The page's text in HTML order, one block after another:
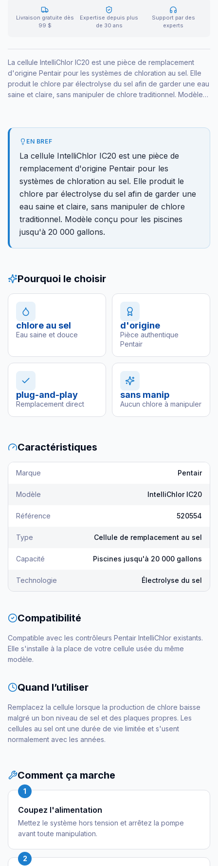
Livraison gratuite dès
99 $
Expertise depuis plus
de 30 ans
Support par des
experts
La cellule IntelliChlor IC20 est une pièce de remplacement
d'origine Pentair pour les systèmes de chloration au sel. Elle
produit le chlore par électrolyse du sel afin de garder une eau
saine et claire, sans manipuler de chlore traditionnel. Modèle
EN BREF
La cellule IntelliChlor IC20 est une pièce de
remplacement d'origine Pentair pour les
systèmes de chloration au sel. Elle produit le
chlore par électrolyse du sel afin de garder une
eau saine et claire, sans manipuler de chlore
traditionnel. Modèle conçu pour les piscines
jusqu'à 20 000 gallons.
Pourquoi le choisir
chlore au sel
Eau saine et douce
d'origine
Pièce authentique
Pentair
plug-and-play
Remplacement direct
sans manip
Aucun chlore à manipuler
Caractéristiques
Marque Pentair
Modèle IntelliChlor IC20
Référence 520554
Type Cellule de remplacement au sel
Capacité Piscines jusqu'à 20 000 gallons
Technologie Électrolyse du sel
Compatibilité
Compatible avec les contrôleurs Pentair IntelliChlor existants.
Elle s'installe à la place de votre cellule usée du même
modèle.
Quand l’utiliser
Remplacez la cellule lorsque la production de chlore baisse
malgré un bon niveau de sel et des plaques propres. Les
cellules au sel ont une durée de vie limitée et s'usent
normalement avec les années.
Comment ça marche
1
Coupez l'alimentation
Mettez le système hors tension et arrêtez la pompe
avant toute manipulation.
2